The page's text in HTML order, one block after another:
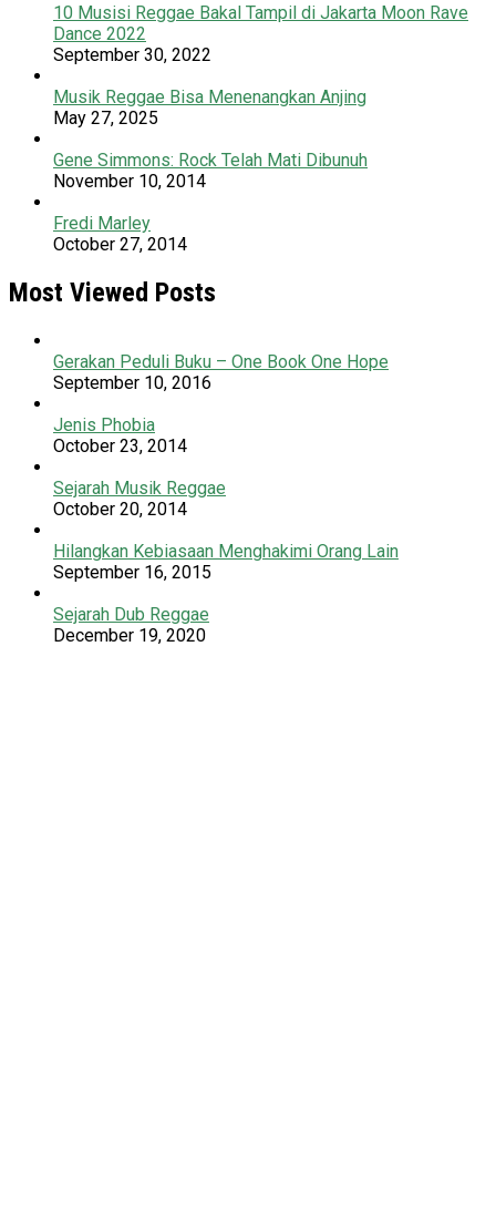
10 Musisi Reggae Bakal Tampil di Jakarta Moon Rave
Dance 2022
September 30, 2022
Musik Reggae Bisa Menenangkan Anjing
May 27, 2025
Gene Simmons: Rock Telah Mati Dibunuh
November 10, 2014
Fredi Marley
October 27, 2014
Most Viewed Posts
Gerakan Peduli Buku – One Book One Hope
September 10, 2016
Jenis Phobia
October 23, 2014
Sejarah Musik Reggae
October 20, 2014
Hilangkan Kebiasaan Menghakimi Orang Lain
September 16, 2015
Sejarah Dub Reggae
December 19, 2020